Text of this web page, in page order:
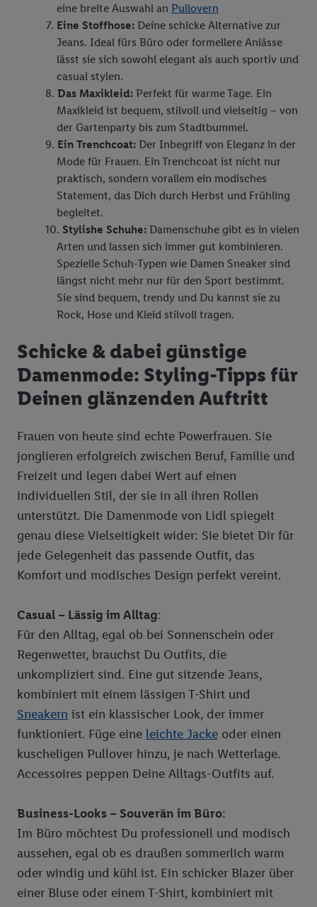
eine breite Auswahl an Pullovern
Eine Stoffhose: Deine schicke Alternative zur
Jeans. Ideal fürs Büro oder formellere Anlässe
lässt sie sich sowohl elegant als auch sportiv und
casual stylen.
Das Maxikleid: Perfekt für warme Tage. Ein
Maxikleid ist bequem, stilvoll und vielseitig – von
der Gartenparty bis zum Stadtbummel.
Ein Trenchcoat: Der Inbegriff von Eleganz in der
Mode für Frauen. Ein Trenchcoat ist nicht nur
praktisch, sondern vorallem ein modisches
Statement, das Dich durch Herbst und Frühling
begleitet.
Stylishe Schuhe: Damenschuhe gibt es in vielen
Arten und lassen sich immer gut kombinieren.
Spezielle Schuh-Typen wie Damen Sneaker sind
längst nicht mehr nur für den Sport bestimmt.
Sie sind bequem, trendy und Du kannst sie zu
Rock, Hose und Kleid stilvoll tragen.
Schicke & dabei günstige
Damenmode: Styling-Tipps für
Deinen glänzenden Auftritt
Frauen von heute sind echte Powerfrauen. Sie
jonglieren erfolgreich zwischen Beruf, Familie und
Freizeit und legen dabei Wert auf einen
individuellen Stil, der sie in all ihren Rollen
unterstützt. Die Damenmode von Lidl spiegelt
genau diese Vielseitigkeit wider: Sie bietet Dir für
jede Gelegenheit das passende Outfit, das
Komfort und modisches Design perfekt vereint.
Casual – Lässig im Alltag:
Für den Alltag, egal ob bei Sonnenschein oder
Regenwetter, brauchst Du Outfits, die
unkompliziert sind. Eine gut sitzende Jeans,
kombiniert mit einem lässigen T-Shirt und
Sneakern ist ein klassischer Look, der immer
funktioniert. Füge eine leichte Jacke oder einen
kuscheligen Pullover hinzu, je nach Wetterlage.
Accessoires peppen Deine Alltags-Outfits auf.
Business-Looks – Souverän im Büro:
Im Büro möchtest Du professionell und modisch
aussehen, egal ob es draußen sommerlich warm
oder windig und kühl ist. Ein schicker Blazer über
einer Bluse oder einem T-Shirt, kombiniert mit